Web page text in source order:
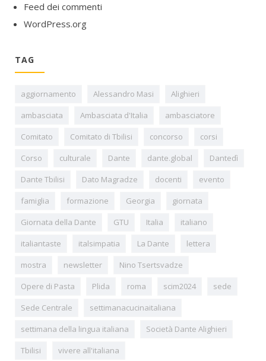
Feed dei commenti
WordPress.org
TAG
aggiornamento Alessandro Masi
Alighieri
ambasciata
Ambasciata d'Italia
ambasciatore
Comitato
Comitato di Tbilisi concorso
corsi
Corso
culturale Dante dante.global
Dantedì
Dante Tbilisi
Dato Magradze docenti
evento
famiglia
formazione Georgia
giornata
Giornata della Dante
GTU Italia
italiano
italiantaste
italsimpatia La Dante
lettera
mostra
newsletter
Nino Tsertsvadze
Opere di Pasta
Plida roma scim2024
sede
Sede Centrale
settimanacucinaitaliana
settimana della lingua italiana
Società Dante Alighieri
Tbilisi
vivere all'italiana